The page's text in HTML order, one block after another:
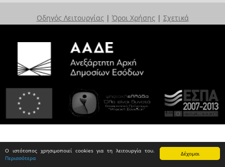
Δέχομαι
Ο ιστότοπος χρησιμοποιεί cookies για τη λειτουργία του.
Περισσότερα
Οδηγός Λειτουργίας | Όροι Χρήσης | Σχετικά